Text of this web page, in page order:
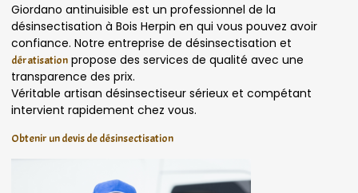
Giordano antinuisible est un professionnel de la
désinsectisation à Bois Herpin en qui vous pouvez avoir
confiance. Notre entreprise de désinsectisation et
dératisation propose des services de qualité avec une
transparence des prix.
Véritable artisan désinsectiseur sérieux et compétant
intervient rapidement chez vous.
Obtenir un devis de désinsectisation